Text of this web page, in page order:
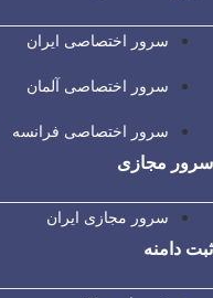
سرور اختصاصی ایران
سرور اختصاصی آلمان
سرور اختصاصی فرانسه
سرور مجازی
سرور مجازی ایران
ثبت دامنه